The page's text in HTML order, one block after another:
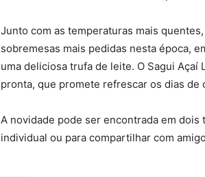
Junto com as temperaturas mais
sobremesas mais pedidas nesta época,
uma deliciosa trufa de leite. O Sagui
pronta, que promete refrescar os dias de
A novidade pode ser encontrada em dois
individual ou para compartilhar com